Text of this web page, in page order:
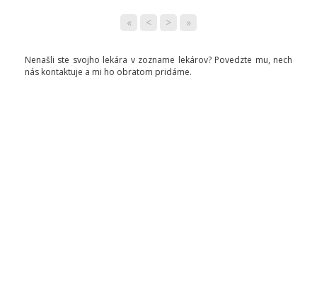
« < > »
Nenašli ste svojho lekára v zozname lekárov? Povedzte mu, nech
nás kontaktuje a mi ho obratom pridáme.